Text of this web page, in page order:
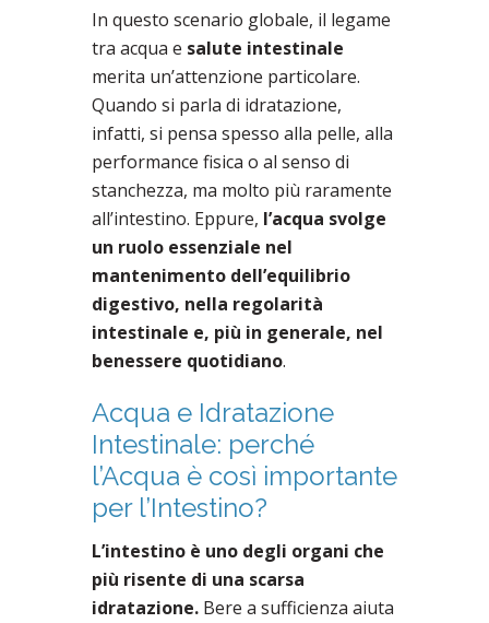
In questo scenario globale, il legame
tra acqua e salute intestinale
merita un’attenzione particolare.
Quando si parla di idratazione,
infatti, si pensa spesso alla pelle, alla
performance fisica o al senso di
stanchezza, ma molto più raramente
all’intestino. Eppure, l’acqua svolge
un ruolo essenziale nel
mantenimento dell’equilibrio
digestivo, nella regolarità
intestinale e, più in generale, nel
benessere quotidiano.
Acqua e Idratazione
Intestinale: perché
l’Acqua è così importante
per l’Intestino?
L’intestino è uno degli organi che
più risente di una scarsa
idratazione. Bere a sufficienza aiuta